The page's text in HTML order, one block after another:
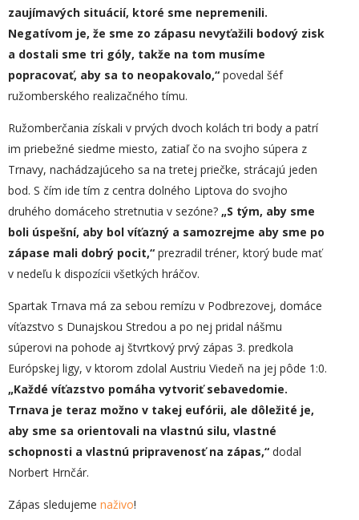
zaujímavých situácií, ktoré sme nepremenili.
Negatívom je, že sme zo zápasu nevyťažili bodový zisk
a dostali sme tri góly, takže na tom musíme
popracovať, aby sa to neopakovalo,“ povedal šéf
ružomberského realizačného tímu.
Ružomberčania získali v prvých dvoch kolách tri body a patrí
im priebežné siedme miesto, zatiaľ čo na svojho súpera z
Trnavy, nachádzajúceho sa na tretej priečke, strácajú jeden
bod. S čím ide tím z centra dolného Liptova do svojho
druhého domáceho stretnutia v sezóne? „S tým, aby sme
boli úspešní, aby bol víťazný a samozrejme aby sme po
zápase mali dobrý pocit,“ prezradil tréner, ktorý bude mať
v nedeľu k dispozícii všetkých hráčov.
Spartak Trnava má za sebou remízu v Podbrezovej, domáce
víťazstvo s Dunajskou Stredou a po nej pridal nášmu
súperovi na pohode aj štvrtkový prvý zápas 3. predkola
Európskej ligy, v ktorom zdolal Austriu Viedeň na jej pôde 1:0.
„Každé víťazstvo pomáha vytvoriť sebavedomie.
Trnava je teraz možno v takej eufórii, ale dôležité je,
aby sme sa orientovali na vlastnú silu, vlastné
schopnosti a vlastnú pripravenosť na zápas,“ dodal
Norbert Hrnčár.
Zápas sledujeme naživo!